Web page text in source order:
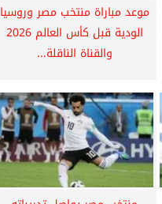
موعد مباراة منتخب مصر وروسيا
الودية قبل كأس العالم 2026
والقناة الناقلة...